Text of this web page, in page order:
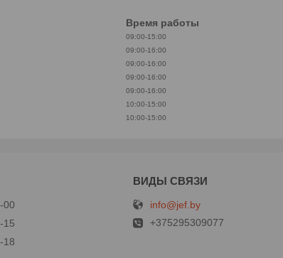
Время работы
09:00-15:00
09:00-16:00
09:00-16:00
09:00-16:00
09:00-16:00
10:00-15:00
10:00-15:00
00
15
18
info@jef.by
+375295309077